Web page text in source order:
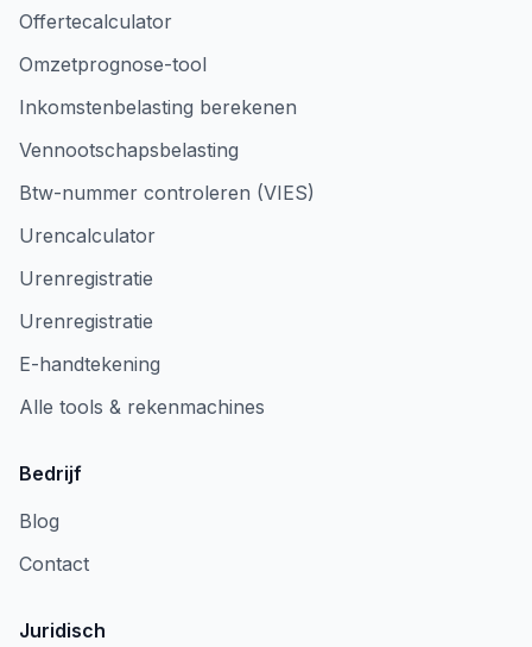
Offertecalculator
Omzetprognose-tool
Inkomstenbelasting berekenen
Vennootschapsbelasting
Btw-nummer controleren (VIES)
Urencalculator
Urenregistratie
Urenregistratie
E-handtekening
Alle tools & rekenmachines
Bedrijf
Blog
Contact
Juridisch